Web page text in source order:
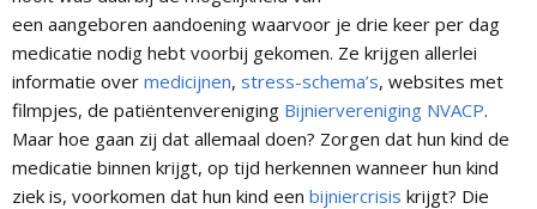
een aangeboren aandoening waarvoor je drie keer per dag
medicatie nodig hebt voorbij gekomen. Ze krijgen allerlei
informatie over medicijnen, stress-schema’s, websites met
filmpjes, de patiëntenvereniging Bijniervereniging NVACP.
Maar hoe gaan zij dat allemaal doen? Zorgen dat hun kind de
medicatie binnen krijgt, op tijd herkennen wanneer hun kind
ziek is, voorkomen dat hun kind een bijniercrisis krijgt? Die